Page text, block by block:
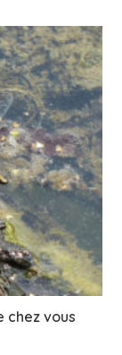
chez vous